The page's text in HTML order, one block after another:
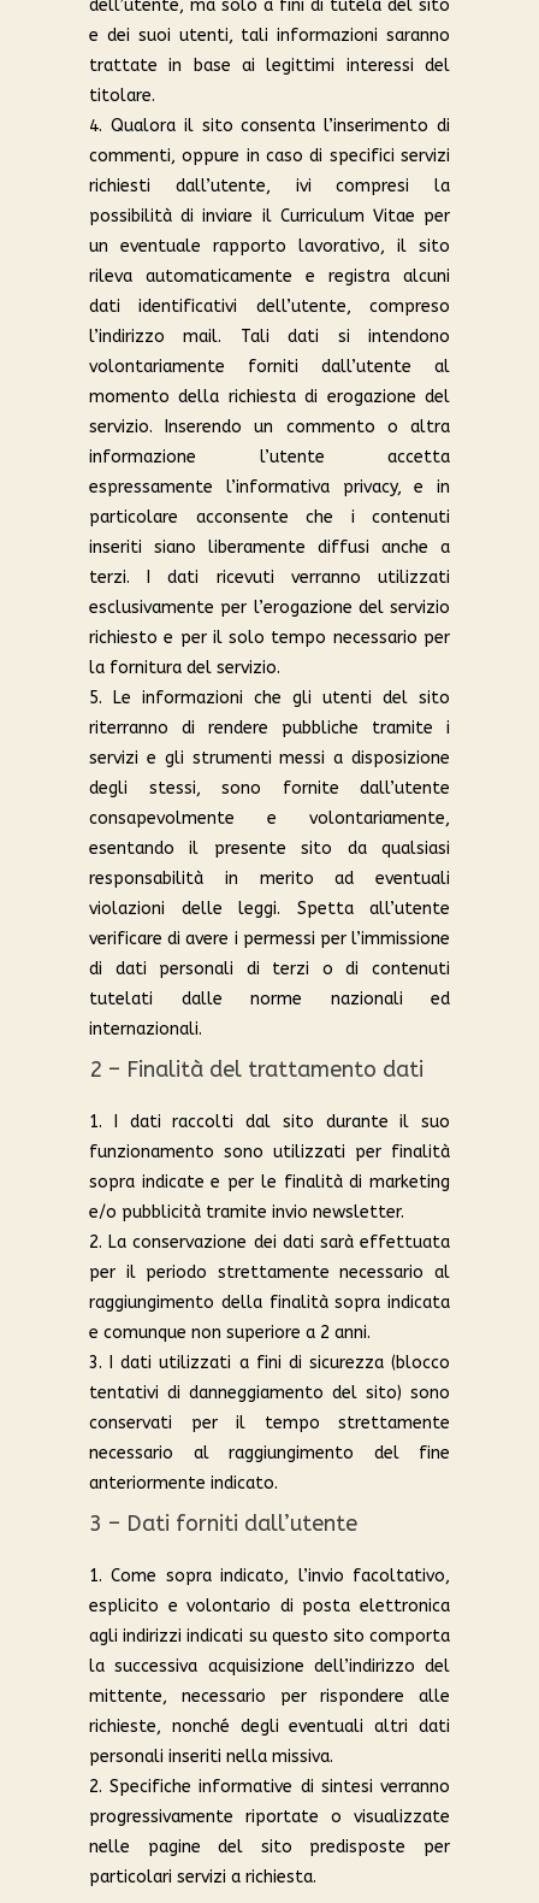
dell’utente, ma solo a fini di tutela del sito
e dei suoi utenti, tali informazioni saranno
trattate in base ai legittimi interessi del
titolare.
4. Qualora il sito consenta l’inserimento di
commenti, oppure in caso di specifici servizi
richiesti dall’utente, ivi compresi la
possibilità di inviare il Curriculum Vitae per
un eventuale rapporto lavorativo, il sito
rileva automaticamente e registra alcuni
dati identificativi dell’utente, compreso
l’indirizzo mail. Tali dati si intendono
volontariamente forniti dall’utente al
momento della richiesta di erogazione del
servizio. Inserendo un commento o altra
informazione l’utente accetta
espressamente l’informativa privacy, e in
particolare acconsente che i contenuti
inseriti siano liberamente diffusi anche a
terzi. I dati ricevuti verranno utilizzati
esclusivamente per l’erogazione del servizio
richiesto e per il solo tempo necessario per
la fornitura del servizio.
5. Le informazioni che gli utenti del sito
riterranno di rendere pubbliche tramite i
servizi e gli strumenti messi a disposizione
degli stessi, sono fornite dall’utente
consapevolmente e volontariamente,
esentando il presente sito da qualsiasi
responsabilità in merito ad eventuali
violazioni delle leggi. Spetta all’utente
verificare di avere i permessi per l’immissione
di dati personali di terzi o di contenuti
tutelati dalle norme nazionali ed
internazionali.
2 – Finalità del trattamento dati
1. I dati raccolti dal sito durante il suo
funzionamento sono utilizzati per finalità
sopra indicate e per le finalità di marketing
e/o pubblicità tramite invio newsletter.
2. La conservazione dei dati sarà effettuata
per il periodo strettamente necessario al
raggiungimento della finalità sopra indicata
e comunque non superiore a 2 anni.
3. I dati utilizzati a fini di sicurezza (blocco
tentativi di danneggiamento del sito) sono
conservati per il tempo strettamente
necessario al raggiungimento del fine
anteriormente indicato.
3 – Dati forniti dall’utente
1. Come sopra indicato, l’invio facoltativo,
esplicito e volontario di posta elettronica
agli indirizzi indicati su questo sito comporta
la successiva acquisizione dell’indirizzo del
mittente, necessario per rispondere alle
richieste, nonché degli eventuali altri dati
personali inseriti nella missiva.
2. Specifiche informative di sintesi verranno
progressivamente riportate o visualizzate
nelle pagine del sito predisposte per
particolari servizi a richiesta.